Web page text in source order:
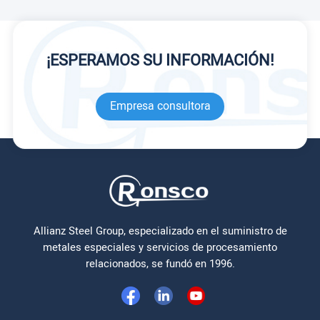
¡ESPERAMOS SU INFORMACIÓN!
Empresa consultora
Allianz Steel Group, especializado en el suministro de
metales especiales y servicios de procesamiento
relacionados, se fundó en 1996.